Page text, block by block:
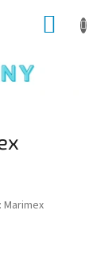
Marimex